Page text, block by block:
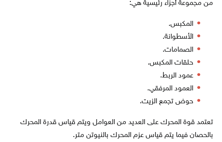
من مجموعة أجزاء رئيسية هي:
المكبس.
الأسطوانة.
الصمامات.
حلقات المكبس.
عمود الربط.
العمود المرفقي.
حوض تجمع الزيت.
تعتمد قوة المحرك على العديد من العوامل ويتم قياس قدرة المحرك
بالحصان فيما يتم قياس عزم المحرك بالنيوتن متر.